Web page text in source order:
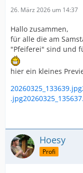
26. März 2026 um 14:37
Hallo zusammen,
für alle die am
"Pfeiferei" sind und
hier ein kleines
20260325_133639.jpg
.jpg
Hoesy
Profi